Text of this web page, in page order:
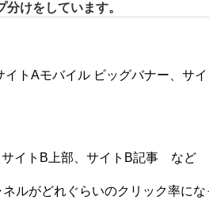
けをしています。
トAモバイル ビッグバナー、サイ
イトB上部、サイトB記事 など
ルがどれぐらいのクリック率に